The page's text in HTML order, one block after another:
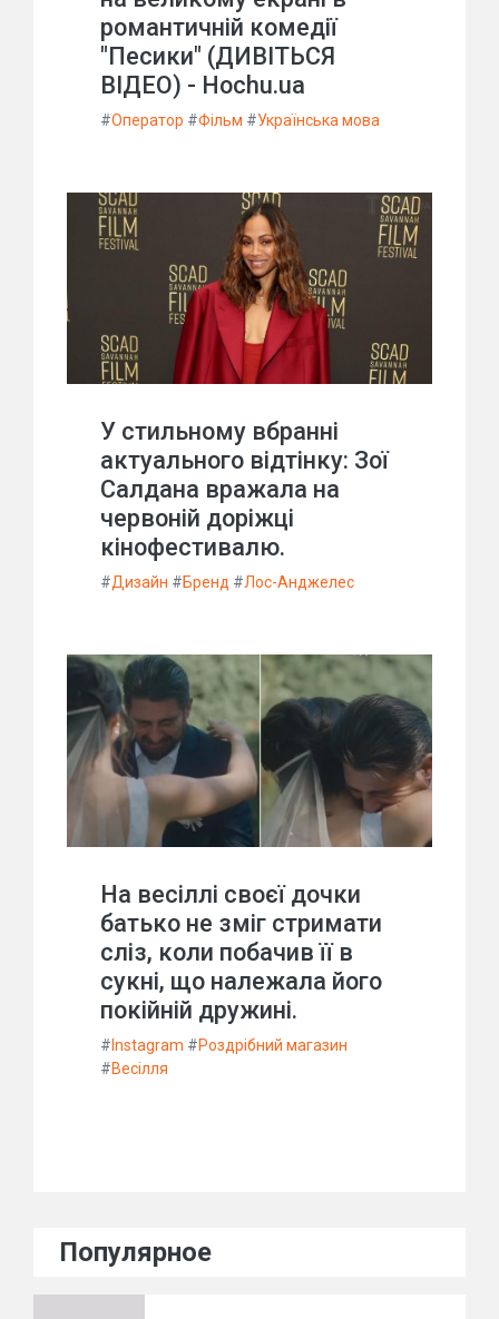
романтичній комедії
"Песики" (ДИВІТЬСЯ
ВІДЕО) - Hochu.ua
#Оператор #Фільм #Українська мова
У стильному вбранні
актуального відтінку: Зої
Салдана вражала на
червоній доріжці
кінофестивалю.
#Дизайн #Бренд #Лос-Анджелес
На весіллі своєї дочки
батько не зміг стримати
сліз, коли побачив її в
сукні, що належала його
покійній дружині.
#Instagram #Роздрібний магазин
#Весілля
Популярное